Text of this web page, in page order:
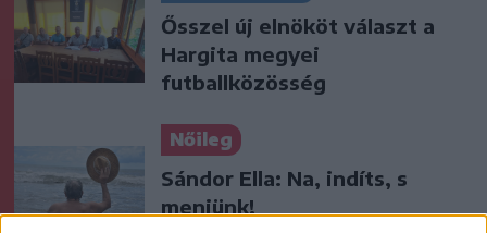
Ősszel új elnököt választ a
Hargita megyei
futballközösség
Nőileg
Sándor Ella: Na, indíts, s
menjünk!